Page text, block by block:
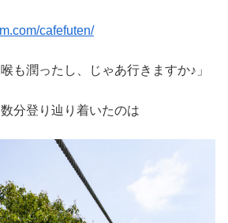
cafefuten/
も潤ったし、じゃあ行きますか♪」
分登り辿り着いたのは